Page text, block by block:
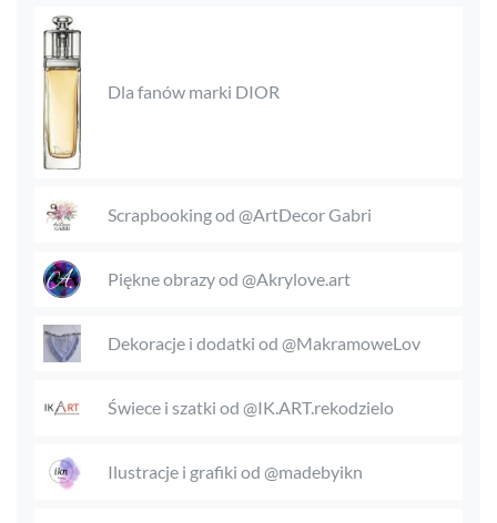
Dla fanów marki DIOR
Scrapbooking od @ArtDecor Gabri
Piękne obrazy od @Akrylove.art
Dekoracje i dodatki od @MakramoweLov
Świece i szatki od @IK.ART.rekodzielo
Ilustracje i grafiki od @madebyikn